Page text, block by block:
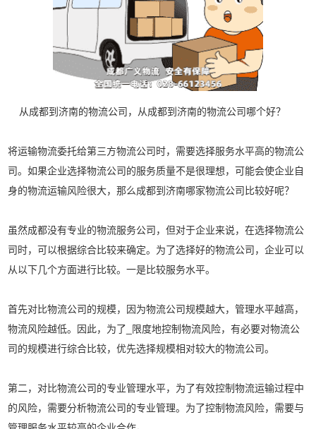
从成都到济南的物流公司，从成都到济南的物流公司哪个好？
将运输物流委托给第三方物流公司时，需要选择服务水平高的物流公
司。如果企业选择物流公司的服务质量不是很理想，可能会使企业自
身的物流运输风险很大，那么成都到济南哪家物流公司比较好呢？
虽然成都没有专业的物流服务公司，但对于企业来说，在选择物流公
司时，可以根据综合比较来确定。为了选择好的物流公司，企业可以
从以下几个方面进行比较。一是比较服务水平。
首先对比物流公司的规模，因为物流公司规模越大，管理水平越高，
物流风险越低。因此，为了_限度地控制物流风险，有必要对物流公
司的规模进行综合比较，优先选择规模相对较大的物流公司。
第二，对比物流公司的专业管理水平，为了有效控制物流运输过程中
的风险，需要分析物流公司的专业管理。为了控制物流风险，需要与